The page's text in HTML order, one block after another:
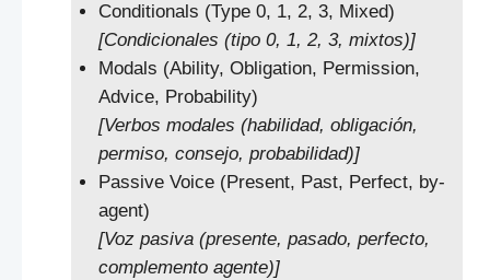
Conditionals (Type 0, 1, 2, 3, Mixed)
[Condicionales (tipo 0, 1, 2, 3, mixtos)]
Modals (Ability, Obligation, Permission,
Advice, Probability)
[Verbos modales (habilidad, obligación,
permiso, consejo, probabilidad)]
Passive Voice (Present, Past, Perfect, by-
agent)
[Voz pasiva (presente, pasado, perfecto,
complemento agente)]